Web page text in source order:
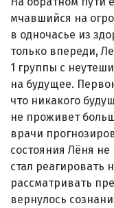
мчавшийся на
в одночасье из
только впереди,
1 группы с
на будущее.
что никакого
не проживет
врачи
состояния Лёня
стал реагировать
рассматривать
вернулось